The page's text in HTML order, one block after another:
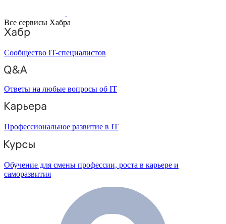
Все сервисы Хабра
Сообщество IT-специалистов
Ответы на любые вопросы об IT
Профессиональное развитие в IT
Обучение для смены профессии, роста в карьере и
саморазвития